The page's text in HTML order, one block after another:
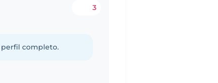
3
perfil completo.